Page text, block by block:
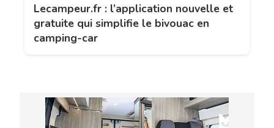
Lecampeur.fr : l’application nouvelle et
gratuite qui simplifie le bivouac en
camping-car